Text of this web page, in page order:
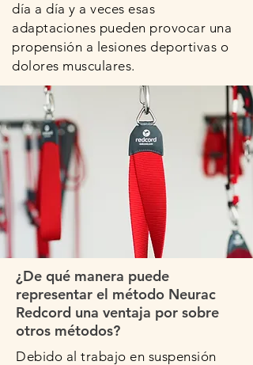
día a día y a veces esas
adaptaciones pueden provocar una
propensión a lesiones deportivas o
dolores musculares.
Debido al trabajo en suspensión
¿De qué manera puede
representar el método Neurac
Redcord una ventaja por sobre
otros métodos?